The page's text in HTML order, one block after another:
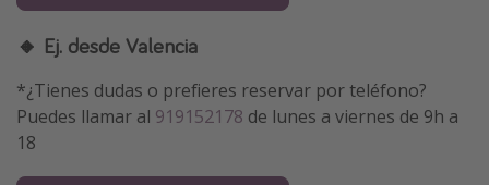
🔸 Ej. desde Valencia
*¿Tienes dudas o prefieres reservar por teléfono?
Puedes llamar al 919152178 de lunes a viernes de 9h a
18